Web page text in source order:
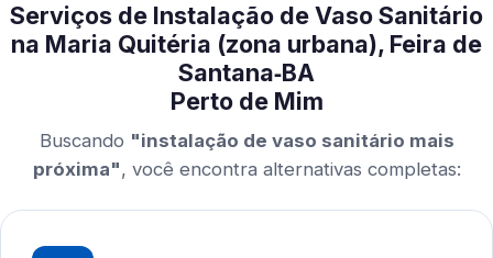
Serviços de Instalação de Vaso Sanitário
na Maria Quitéria (zona urbana), Feira de
Santana‑BA
Perto de Mim
Buscando "instalação de vaso sanitário mais
próxima", você encontra alternativas completas: